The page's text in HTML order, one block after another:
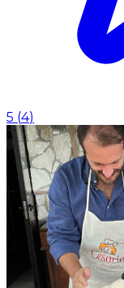
5 (4)